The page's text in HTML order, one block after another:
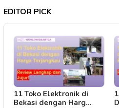
EDITOR PICK
11 Toko Elektronik di
Bekasi dengan Harg…